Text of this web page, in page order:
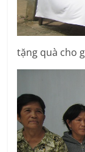
tặng quà cho